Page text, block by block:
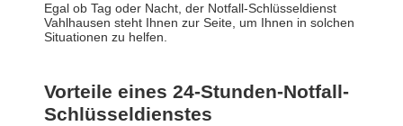
Egal ob Tag oder Nacht, der Notfall-Schlüsseldienst
Vahlhausen steht Ihnen zur Seite, um Ihnen in solchen
Situationen zu helfen.
Vorteile eines 24-Stunden-Notfall-
Schlüsseldienstes